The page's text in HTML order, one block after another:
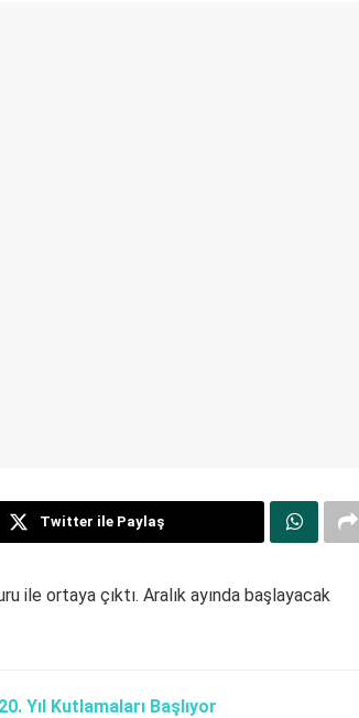
Twitter ile Paylaş
ile ortaya çıktı. Aralık ayında başlayacak
Yıl Kutlamaları Başlıyor